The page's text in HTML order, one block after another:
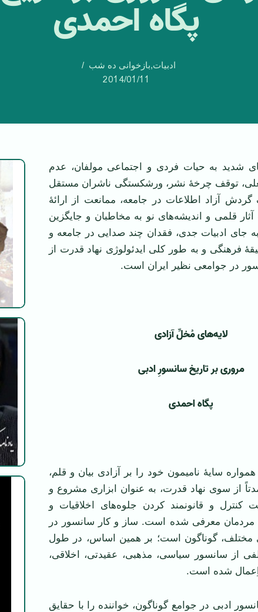
پگاه احمدی
ادبیات,بازخوانی ده شب
2014/01/11
شدید به حیات فردی و اجتماعی مولفان، عدم
توقف چرخۀ نشر، ورشکستگی ناشران مستقل
گردش آزاد اطلاعات در جامعه، ممانعت از ارائۀ
قلمی و اندیشه‌های نو به مخاطبان و جایگزین
جای ادبیات جدی، فقدان چند صدایی در جامعه و
فرهنگی و به طور کلی ایدئولوژی نهاد قدرت از
در جوامعی نظیر ایران است.
لایه‌های مُخلِّ آزادی
مروری بر تاریخ سانسورِ ادبی
پگاه احمدی
همواره سایۀ نامیمون خود را بر آزادی بیان و قلم،
از سوی نهاد قدرت، به عنوان ابزاری مشروع و
کنترل و قانونمند کردن جلوه‌های اخلاقیات و
معرفی شده است. ساز و کار سانسور در
مختلف، گوناگون است؛ بر همین اساس، در طول
از سانسور سیاسی، مذهبی، عقیدتی، اخلاقی،
اِعمال شده است.
ادبی در جوامع گوناگون، خواننده را با حقایق